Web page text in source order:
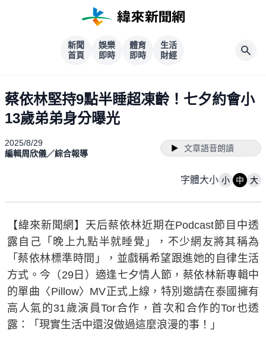
新聞
首頁
娛樂
即時
體育
即時
生活
財經
蔡依林堅持9點半睡超凍齡！七夕約會小
13歲弟弟身分曝光
2025/8/29
編輯周欣儀／綜合報導
文章語音朗讀
字體大小 小 中 大
【緯來新聞網】天后蔡依林近期在Podcast節目中透
露自己「晚上九點半就睡覺」，不少網友將其稱為
「蔡依林標準時間」，並戲稱希望跟進她的自律生活
方式。今（29日）適逢七夕情人節，蔡依林新專輯中
的單曲〈Pillow〉MV正式上線，特別邀請在泰國擁有
高人氣的31歲演員Tor合作，首次和合作的Tor也透
露：「現實生活中還沒做過這麼浪漫的事！」